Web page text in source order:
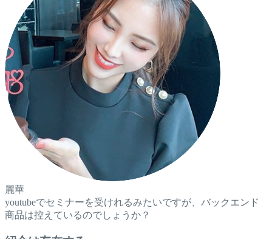
麗華
youtubeでセミナーを受けれるみたいですが、バックエンド
商品は控えているのでしょうか？